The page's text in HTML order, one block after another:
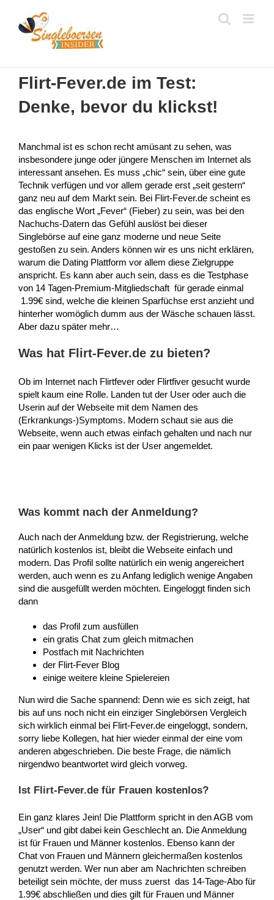
springen
Flirt-Fever.de im Test:
Denke, bevor du klickst!
Manchmal ist es schon recht amüsant zu sehen, was
insbesondere junge oder jüngere Menschen im Internet als
interessant ansehen. Es muss „chic“ sein, über eine gute
Technik verfügen und vor allem gerade erst „seit gestern“
ganz neu auf dem Markt sein. Bei Flirt-Fever.de scheint es
das englische Wort „Fever“ (Fieber) zu sein, was bei den
Nachuchs-Datern das Gefühl auslöst bei dieser
Singlebörse auf eine ganz moderne und neue Seite
gestoßen zu sein. Anders können wir es uns nicht erklären,
warum die Dating Plattform vor allem diese Zielgruppe
anspricht. Es kann aber auch sein, dass es die Testphase
von 14 Tagen-Premium-Mitgliedschaft für gerade einmal
1.99€ sind, welche die kleinen Sparfüchse erst anzieht und
hinterher womöglich dumm aus der Wäsche schauen lässt.
Aber dazu später mehr…
Was hat Flirt-Fever.de zu bieten?
Ob im Internet nach Flirtfever oder Flirtfiver gesucht wurde
spielt kaum eine Rolle. Landen tut der User oder auch die
Userin auf der Webseite mit dem Namen des
(Erkrankungs-)Symptoms. Modern schaut sie aus die
Webseite, wenn auch etwas einfach gehalten und nach nur
ein paar wenigen Klicks ist der User angemeldet.
Was kommt nach der Anmeldung?
Auch nach der Anmeldung bzw. der Registrierung, welche
natürlich kostenlos ist, bleibt die Webseite einfach und
modern. Das Profil sollte natürlich ein wenig angereichert
werden, auch wenn es zu Anfang lediglich wenige Angaben
sind die ausgefüllt werden möchten. Eingeloggt finden sich
dann
das Profil zum ausfüllen
ein gratis Chat zum gleich mitmachen
Postfach mit Nachrichten
der Flirt-Fever Blog
einige weitere kleine Spielereien
Nun wird die Sache spannend: Denn wie es sich zeigt, hat
bis auf uns noch nicht ein einziger Singlebörsen Vergleich
sich wirklich einmal bei Flirt-Fever.de eingeloggt, sondern,
sorry liebe Kollegen, hat hier wieder einmal der eine vom
anderen abgeschrieben. Die beste Frage, die nämlich
nirgendwo beantwortet wird gleich vorweg.
Ist Flirt-Fever.de für Frauen kostenlos?
Ein ganz klares Jein! Die Plattform spricht in den AGB vom
„User“ und gibt dabei kein Geschlecht an. Die Anmeldung
ist für Frauen und Männer kostenlos. Ebenso kann der
Chat von Frauen und Männern gleichermaßen kostenlos
genutzt werden. Wer nun aber am Nachrichten schreiben
beteiligt sein möchte, der muss zuerst das 14-Tage-Abo für
1.99€ abschließen und dies gilt für Frauen und Männer